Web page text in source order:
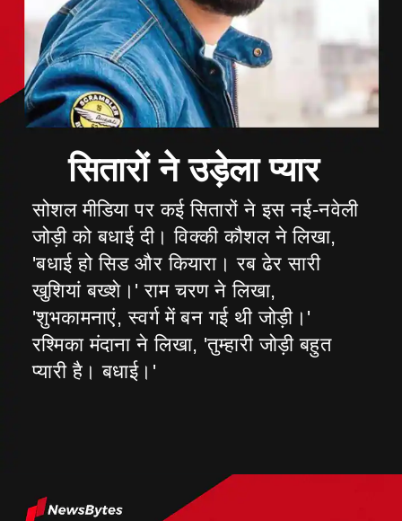
सितारों ने उड़ेला प्यार
सोशल मीडिया पर कई सितारों ने इस नई-नवेली
जोड़ी को बधाई दी। विक्की कौशल ने लिखा,
'बधाई हो सिड और कियारा। रब ढेर सारी
खुशियां बख्शे।' राम चरण ने लिखा,
'शुभकामनाएं, स्वर्ग में बन गई थी जोड़ी।'
रश्मिका मंदाना ने लिखा, 'तुम्हारी जोड़ी बहुत